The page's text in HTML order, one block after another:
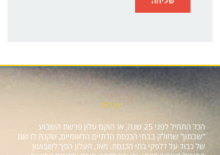
אודות
הכל התחיל לפני 25 שנה, אז הוקם עלון פרשת השבוע
"שבתון" שחולק בבתי הכנסת הדתיים הלאומיים, שקנה לו שם
של כבוד על דלפקי בתי הכנסת. מאז, העלון הפך לשבועון